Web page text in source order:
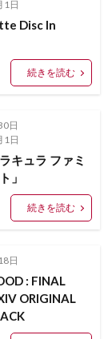
1日
Disc In
続きを読む
日
1日
キュラ ファミ
」
続きを読む
日
: FINAL
ORIGINAL